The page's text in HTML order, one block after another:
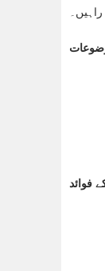
فوائد